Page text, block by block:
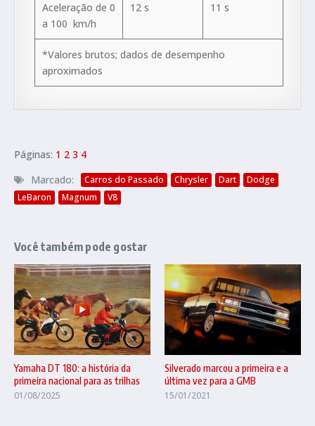
Aceleração de 0
a 100 km/h
12 s 11 s
*Valores brutos; dados de desempenho
aproximados
Páginas: 1 2 3 4
Marcado:
Carros do Passado Chrysler Dart
Dodge
LeBaron
Magnum V8
Você também pode gostar
Yamaha DT 180: a história da
primeira nacional para as trilhas
01/08/2025
Silverado marcou a primeira e a
última vez para a GMB
15/01/2021